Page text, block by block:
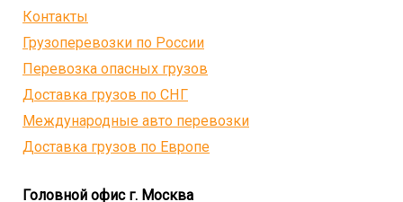
Контакты
Грузоперевозки по России
Перевозка опасных грузов
Доставка грузов по СНГ
Международные авто перевозки
Доставка грузов по Европе
Головной офис г. Москва